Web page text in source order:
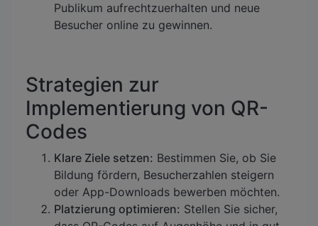
Publikum aufrechtzuerhalten und neue
Besucher online zu gewinnen.
Strategien zur
Implementierung von QR-
Codes
Klare Ziele setzen: Bestimmen Sie, ob Sie
Bildung fördern, Besucherzahlen steigern
oder App-Downloads bewerben möchten.
Platzierung optimieren: Stellen Sie sicher,